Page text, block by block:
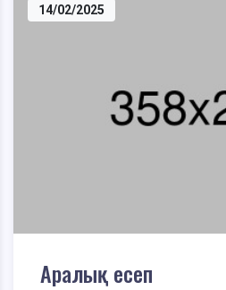
14/02/2025
Аралық есеп